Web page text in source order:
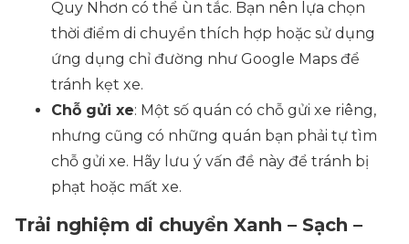
Quy Nhơn có thể ùn tắc. Bạn nên lựa chọn
thời điểm di chuyển thích hợp hoặc sử dụng
ứng dụng chỉ đường như Google Maps để
tránh kẹt xe.
Chỗ gửi xe: Một số quán có chỗ gửi xe riêng,
nhưng cũng có những quán bạn phải tự tìm
chỗ gửi xe. Hãy lưu ý vấn đề này để tránh bị
phạt hoặc mất xe.
Trải nghiệm di chuyển Xanh – Sạch –